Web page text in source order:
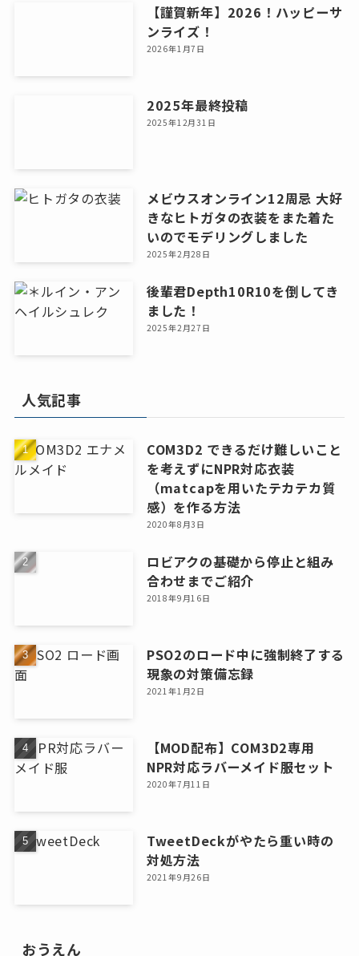
【謹賀新年】2026！ハッピーサ
ンライズ！
2026年1月7日
2025年最終投稿
2025年12月31日
メビウスオンライン12周忌 大好
きなヒトガタの衣装をまた着た
いのでモデリングしました
2025年2月28日
後輩君Depth10R10を倒してき
ました！
2025年2月27日
人気記事
COM3D2 できるだけ難しいこと
を考えずにNPR対応衣装
（matcapを用いたテカテカ質
感）を作る方法
2020年8月3日
ロビアクの基礎から停止と組み
合わせまでご紹介
2018年9月16日
PSO2のロード中に強制終了する
現象の対策備忘録
2021年1月2日
【MOD配布】COM3D2専用
NPR対応ラバーメイド服セット
2020年7月11日
TweetDeckがやたら重い時の
対処方法
2021年9月26日
おうえん